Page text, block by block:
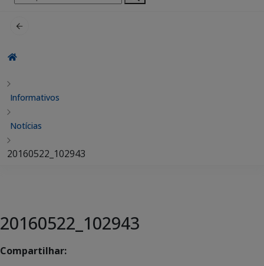
por:
Informativos
Notícias
20160522_102943
20160522_102943
Compartilhar: